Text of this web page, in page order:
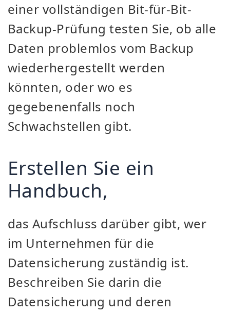
einer vollständigen Bit-für-Bit-
Backup-Prüfung testen Sie, ob alle
Daten problemlos vom Backup
wiederhergestellt werden
könnten, oder wo es
gegebenenfalls noch
Schwachstellen gibt.
Erstellen Sie ein
Handbuch,
das Aufschluss darüber gibt, wer
im Unternehmen für die
Datensicherung zuständig ist.
Beschreiben Sie darin die
Datensicherung und deren